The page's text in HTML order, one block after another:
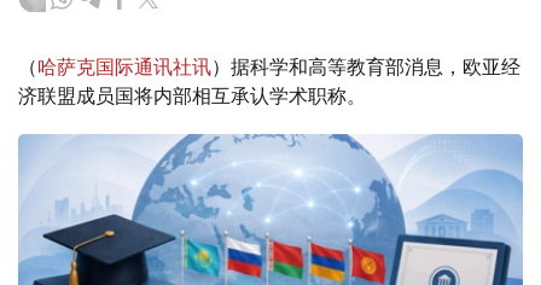
（哈萨克国际通讯社讯）据科学和高等教育部消息，欧亚经
济联盟成员国将内部相互承认学术职称。